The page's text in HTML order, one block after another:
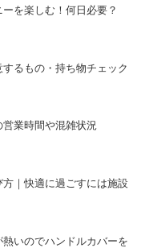
を楽しむ！何日必要？
るもの・持ち物チェック
業時間や混雑状況
｜快適に過ごすには施設
いのでハンドルカバーを